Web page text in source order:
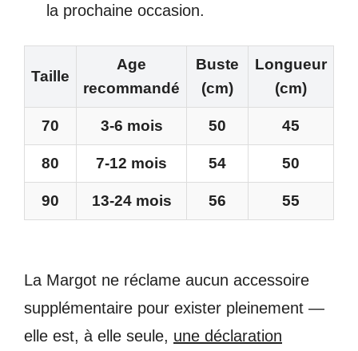
la prochaine occasion.
Taille
Age
recommandé
Buste
(cm)
Longueur
(cm)
70 3-6 mois 50 45
80 7-12 mois 54 50
90 13-24 mois 56 55
La Margot ne réclame aucun accessoire
supplémentaire pour exister pleinement —
elle est, à elle seule, une déclaration